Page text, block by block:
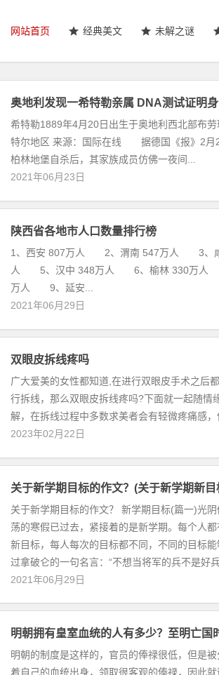
网站首页 经典美文 未解之谜
奥地利发现一希特勒亲属 DNA测试证明
希特勒1889年4月20日出生于奥地利西北部布
特尔地区 来源：国际在线 据德国《报》2月
柏林地堡自杀后，其家族成员仿佛一夜间...
2021年06月23日
陕西省各地市人口数量排行榜
1、西安 807万人 2、渭南 547万人 3、
人 5、汉中 348万人 6、榆林 330万人
万人 9、延安...
2021年06月29日
双眼皮拆线疼吗
广大爱美的女性都知道,在进行双眼皮手术之后
行拆线，那么双眼皮拆线疼吗?下面就一起随情
解，在拆线过程中多数求美者会有轻微疼痛感，
2023年02月22日
关于新学期目标的作文？(关于新学期新
关于新学期目标的作文？ 新学期目标(篇一)光
荡的寒假已过去，紧接着的是新学期。每个人
新目标，每人每次的目标都不同，不同的目标
过拿破仑的一句名言：“不想当将军的兵不是好
2021年06月29日
明朝拥有皇室血统的人有多少？至明亡国
明朝的制度是这样的，官员的俸禄很低，但是
着自己的血统出身，领取很客观的俸禄，因此